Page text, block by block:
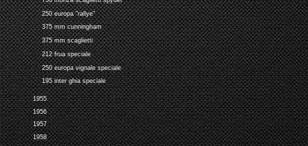
250 europa "rallye"
375 mm cunningham
375 mm scaglietti
212 frua speciale
250 europa vignale speciale
195 inter ghia speciale
1955
1956
1957
1958